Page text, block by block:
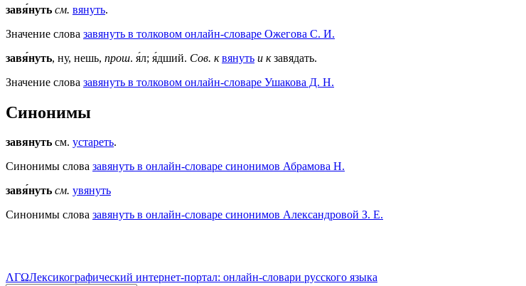
завя́нуть см. вянуть.
Значение слова завянуть в толковом онлайн-словаре Ожегова C. И.
завя́нуть, ну, нешь, прош. я́л; я́дший. Сов. к вянуть и кзавядать.
Значение слова завянуть в толковом онлайн-словаре Ушакова Д. Н.
Синонимы
завянуть см. устареть.
Синонимы слова завянуть в онлайн-словаре синонимов Абрамова Н.
завя́нуть см. увянуть
Синонимы слова завянуть в онлайн-словаре синонимов Александровой З. Е.
ΛΓΩЛексикографический интернет-портал: онлайн-словари русского языка